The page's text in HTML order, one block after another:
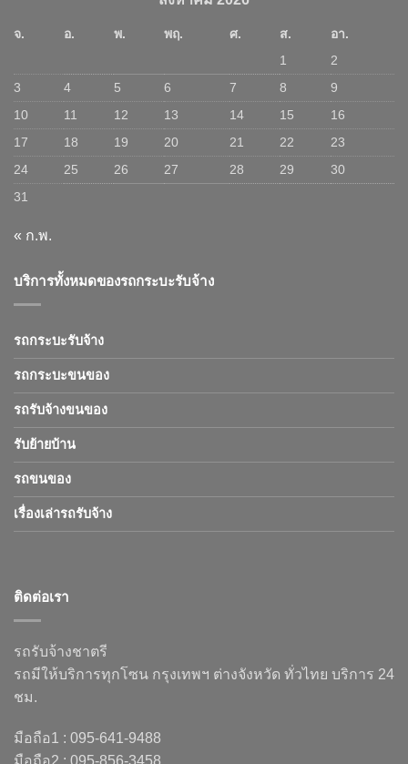
จ. อ. พ. พฤ. ศ. ส.
อา.
1
2
3
4 5 6 7 8
9
10
11 12 13 14 15
16
17
18 19 20 21 22
23
24
25 26 27 28 29
30
31
« ก.พ.
บริการทั้งหมดของรถกระบะรับจ้าง
รถกระบะรับจ้าง
รถกระบะขนของ
รถรับจ้างขนของ
รับย้ายบ้าน
รถขนของ
เรื่องเล่ารถรับจ้าง
ติดต่อเรา
รถรับจ้างชาตรี
รถมีให้บริการทุกโซน กรุงเทพฯ ต่างจังหวัด ทั่วไทย บริการ 24
ชม.
มือถือ1 : 095-641-9488